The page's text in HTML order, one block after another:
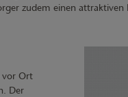
zudem einen attraktiven
vor Ort
Der